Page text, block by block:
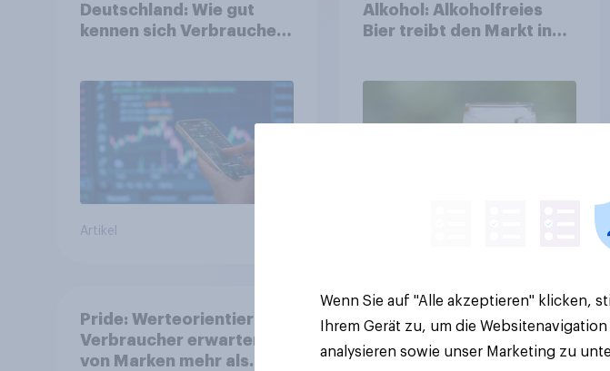
Deutschland: Wie gut
kennen sich Verbraucher
Artikel
Alkohol: Alkoholfreies
Bier treibt den Markt in
Pride: Werteorientierte
Verbraucher erwarten
von Marken mehr als
Wenn Sie auf "Alle akzeptieren" klicken,
Ihrem Gerät zu, um die
analysieren sowie unser Marketing zu